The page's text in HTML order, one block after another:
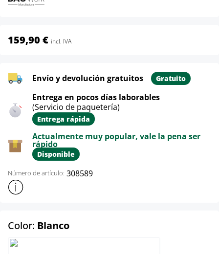
159,90 € incl. IVA
Envío y devolución gratuitos Gratuito
Entrega en pocos días laborables
(Servicio de paquetería)
Entrega rápida
Actualmente muy popular, vale la pena ser
rápido
Disponible
Número de artículo: 308589
Mostrar más información sobre el producto
Color: Blancoselect